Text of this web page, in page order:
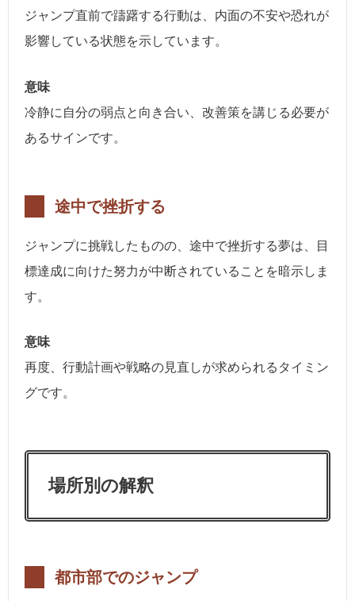
ジャンプ直前で躊躇する行動は、内面の不安や恐れが
影響している状態を示しています。
意味
冷静に自分の弱点と向き合い、改善策を講じる必要が
あるサインです。
途中で挫折する
ジャンプに挑戦したものの、途中で挫折する夢は、目
標達成に向けた努力が中断されていることを暗示しま
す。
意味
再度、行動計画や戦略の見直しが求められるタイミン
グです。
場所別の解釈
都市部でのジャンプ